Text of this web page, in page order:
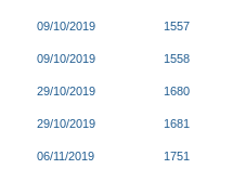
09/10/2019 1557
09/10/2019 1558
29/10/2019 1680
29/10/2019 1681
06/11/2019 1751